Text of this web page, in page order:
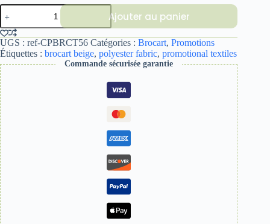
quantité
de
BROCART
56
Ajouter au panier
UGS : ref-CPBRCT56 Catégories : Brocart, Promotions
Étiquettes : brocart beige, polyester fabric, promotional textiles
Commande sécurisée garantie